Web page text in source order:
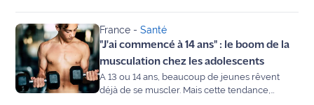
Défense
Municipales
2026
Contenus
"Les Cookies de Gabin", est devenu en
quelques mois une figure incontournable des
marchés de Provence. Invité de l'émission "La
Famille Maritima", il revient sur son parcours
atypique, entre rigueur sportive et générosité
France -Santé
"J'ai commencé à 14 ans" : le boom de la
musculation chez les adolescents
A 13 ou 14 ans, beaucoup de jeunes rêvent
déjà de se muscler. Mais cette tendance,